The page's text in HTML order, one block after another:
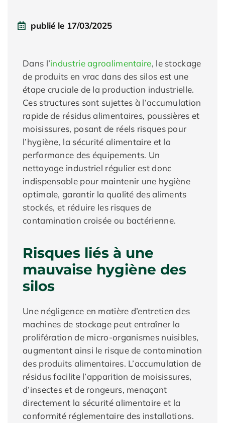
publié le 17/03/2025
Dans l’industrie agroalimentaire, le stockage
de produits en vrac dans des silos est une
étape cruciale de la production industrielle.
Ces structures sont sujettes à l’accumulation
rapide de résidus alimentaires, poussières et
moisissures, posant de réels risques pour
l’hygiène, la sécurité alimentaire et la
performance des équipements. Un
nettoyage industriel régulier est donc
indispensable pour maintenir une hygiène
optimale, garantir la qualité des aliments
stockés, et réduire les risques de
contamination croisée ou bactérienne.
Risques liés à une
mauvaise hygiène des
silos
Une négligence en matière d’entretien des
machines de stockage peut entraîner la
prolifération de micro-organismes nuisibles,
augmentant ainsi le risque de contamination
des produits alimentaires. L’accumulation de
résidus facilite l’apparition de moisissures,
d’insectes et de rongeurs, menaçant
directement la sécurité alimentaire et la
conformité réglementaire des installations.